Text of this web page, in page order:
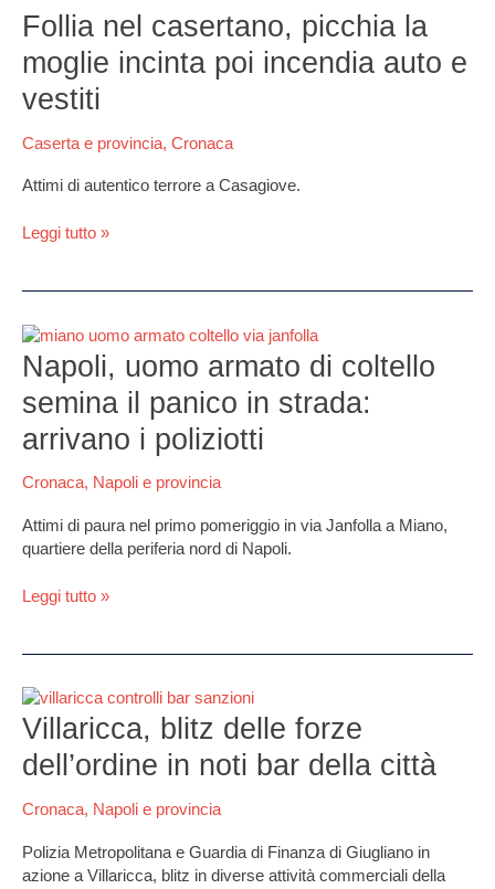
Follia nel casertano, picchia la
moglie incinta poi incendia auto e
vestiti
Caserta e provincia, Cronaca
Attimi di autentico terrore a Casagiove.
nel
casertano,
picchia
moglie
incinta
incendia
eLeggi tutto »
Napoli, uomo armato di coltello
semina il panico in strada:
arrivano i poliziotti
Cronaca, Napoli e provincia
Attimi di paura nel primo pomeriggio in via Janfolla a Miano,
quartiere della periferia nord di Napoli.
Napoli,
uomo
armato
di
coltello
semina
il
in
strada:
iLeggi tutto »
Villaricca, blitz delle forze
dell’ordine in noti bar della città
Cronaca, Napoli e provincia
Polizia Metropolitana e Guardia di Finanza di Giugliano in
azione a Villaricca, blitz in diverse attività commerciali della
Villaricca,
blitz
delle
forze
in
bar
della